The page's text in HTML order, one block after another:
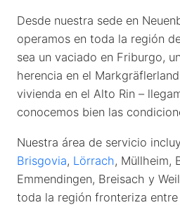
Desde nuestra sede en
operamos en toda la región
sea un vaciado en Friburgo,
herencia en el
vivienda en el Alto Rin –
conocemos bien las
Nuestra área de servicio
Brisgovia, Lörrach, Müllheim,
Emmendingen, Breisach y
toda la región fronteriza entre